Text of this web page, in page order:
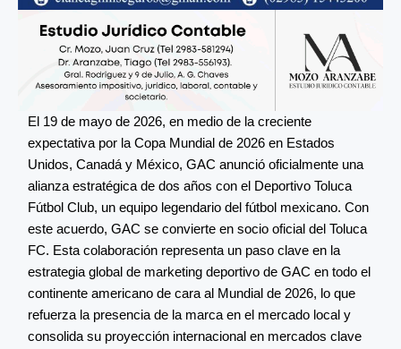
El 19 de mayo de 2026, en medio de la creciente
expectativa por la Copa Mundial de 2026 en Estados
Unidos, Canadá y México, GAC anunció oficialmente una
alianza estratégica de dos años con el Deportivo Toluca
Fútbol Club, un equipo legendario del fútbol mexicano. Con
este acuerdo, GAC se convierte en socio oficial del Toluca
FC. Esta colaboración representa un paso clave en la
estrategia global de marketing deportivo de GAC en todo el
continente americano de cara al Mundial de 2026, lo que
refuerza la presencia de la marca en el mercado local y
consolida su proyección internacional en mercados clave